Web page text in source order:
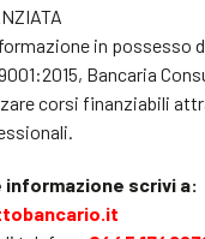
in possesso
Bancaria
corsi finanziabili
scrivi a: